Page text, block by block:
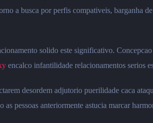
a busca por perfis compativeis, barganha
solido este significativo.
encalco infantilidade relacionamentos serios
desordem adjutorio puerilidade caca
pessoas anteriormente astucia marcar